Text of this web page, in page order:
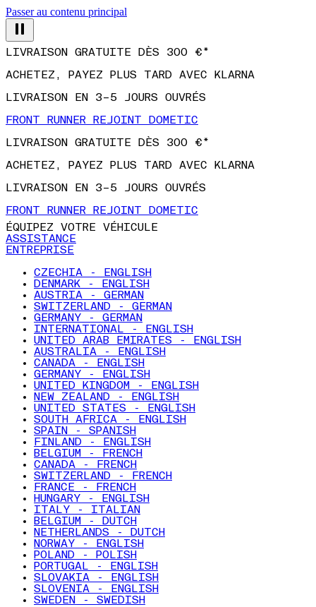
Passer au contenu principal
ACHETEZ, PAYEZ PLUS TARD AVEC KLARNA
LIVRAISON EN 3–5 JOURS OUVRÉS
FRONT RUNNER REJOINT DOMETIC
LIVRAISON GRATUITE DÈS 300 €*
ACHETEZ, PAYEZ PLUS TARD AVEC KLARNA
LIVRAISON EN 3–5 JOURS OUVRÉS
FRONT RUNNER REJOINT DOMETIC
ÉQUIPEZ VOTRE VÉHICULE
ASSISTANCE
ENTREPRISE
CZECHIA - ENGLISH
DENMARK - ENGLISH
AUSTRIA - GERMAN
SWITZERLAND - GERMAN
GERMANY - GERMAN
INTERNATIONAL - ENGLISH
UNITED ARAB EMIRATES - ENGLISH
AUSTRALIA - ENGLISH
CANADA - ENGLISH
GERMANY - ENGLISH
UNITED KINGDOM - ENGLISH
NEW ZEALAND - ENGLISH
UNITED STATES - ENGLISH
SOUTH AFRICA - ENGLISH
SPAIN - SPANISH
FINLAND - ENGLISH
BELGIUM - FRENCH
CANADA - FRENCH
SWITZERLAND - FRENCH
FRANCE - FRENCH
HUNGARY - ENGLISH
ITALY - ITALIAN
BELGIUM - DUTCH
NETHERLANDS - DUTCH
NORWAY - ENGLISH
POLAND - POLISH
PORTUGAL - ENGLISH
SLOVAKIA - ENGLISH
SLOVENIA - ENGLISH
SWEDEN - SWEDISH